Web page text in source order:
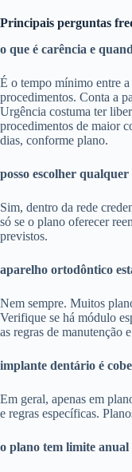
Principais perguntas
o que é carência e
É o tempo mínimo entre
procedimentos. Conta a
Urgência costuma ter
procedimentos de maior
dias, conforme plano.
posso escolher qualquer
Sim, dentro da rede
só se o plano oferecer
previstos.
aparelho ortodôntico
Nem sempre. Muitos
Verifique se há módulo
as regras de manutenção
implante dentário é
Em geral, apenas em
e regras específicas.
o plano tem limite anual